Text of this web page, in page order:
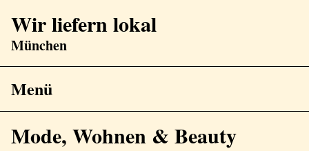
Wir liefern lokal
München
Menü
Mode, Wohnen & Beauty